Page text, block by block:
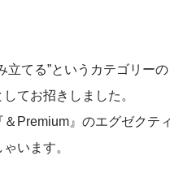
立てる”というカテゴリーの
てお招きしました。
＆Premium』のエグゼクテ
います。